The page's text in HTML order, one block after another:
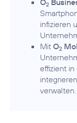
2
infizieren
Mit O2
effizient
verwalten.